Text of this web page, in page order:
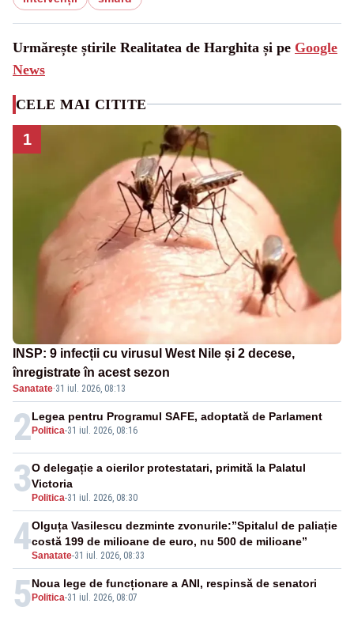
Urmărește știrile Realitatea de Harghita și pe Google
News
CELE MAI CITITE
1
INSP: 9 infecții cu virusul West Nile și 2 decese,
înregistrate în acest sezon
Sanatate·31 iul. 2026, 08:13
2 Politica-31 iul. 2026, 08:16
Legea pentru Programul SAFE, adoptată de Parlament
3 Politica-31 iul. 2026, 08:30
O delegație a oierilor protestatari, primită la Palatul
Victoria
4Sanatate-31 iul. 2026, 08:33
Olguța Vasilescu dezminte zvonurile:”Spitalul de paliație
costă 199 de milioane de euro, nu 500 de milioane”
5 Politica-31 iul. 2026, 08:07
Noua lege de funcționare a ANI, respinsă de senatori